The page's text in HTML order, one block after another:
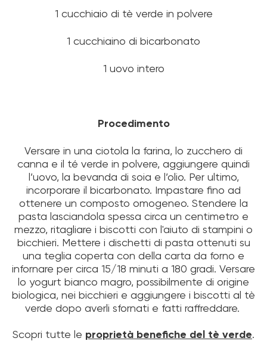
1 cucchiaio di tè verde in polvere
1 cucchiaino di bicarbonato
1 uovo intero
Procedimento
Versare in una ciotola la farina, lo zucchero di
canna e il té verde in polvere, aggiungere quindi
l’uovo, la bevanda di soia e l’olio. Per ultimo,
incorporare il bicarbonato. Impastare fino ad
ottenere un composto omogeneo. Stendere la
pasta lasciandola spessa circa un centimetro e
mezzo, ritagliare i biscotti con l'aiuto di stampini o
bicchieri. Mettere i dischetti di pasta ottenuti su
una teglia coperta con della carta da forno e
infornare per circa 15/18 minuti a 180 gradi. Versare
lo yogurt bianco magro, possibilmente di origine
biologica, nei bicchieri e aggiungere i biscotti al tè
verde dopo averli sfornati e fatti raffreddare.
Scopri tutte le proprietà benefiche del tè verde.